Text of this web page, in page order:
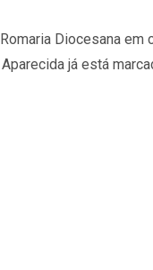
Diocesana
já está